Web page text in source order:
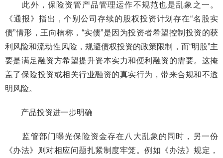
此外，保险资管产品管理运作不规范也是乱象之一。
《通报》指出，个别公司存续的股权投资计划存在“名股实
债”情形，王向楠称，“实债”是因为投资者希望控制投资的获
利风险和流动性风险，规避债权投资的政策限制，而“明股”主
要是满足融资方希望提升资本实力和便利融资的需要。这掩
盖了保险投资或相关行业融资的真实行为，带来合规和不透
明风险。
产品投资进一步明确
监管部门曝光保险资金存在八大乱象的同时，另一份
《办法》则对相应问题扎紧制度牢笼。例如《办法》规定，